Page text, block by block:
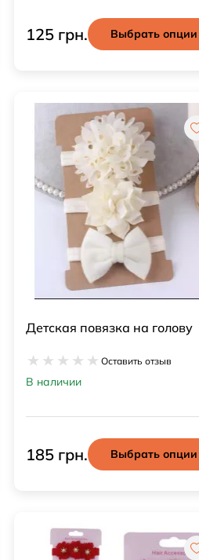
125 грн. Выбрать опции
Детская повязка на голову
Оставить отзыв
В наличии
185 грн. Выбрать опции